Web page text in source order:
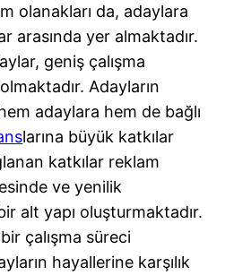
olanakları da, adaylara
arasında yer almaktadır.
geniş çalışma
Adayların
adaylara hem de bağlı
larına büyük katkılar
katkılar reklam
ve yenilik
alt yapı oluşturmaktadır.
çalışma süreci
hayallerine karşılık